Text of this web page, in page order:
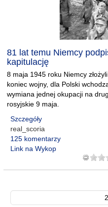
81 lat temu Niemcy
kapitulację
8 maja 1945 roku Niemcy
koniec wojny, dla Polski
wymiana jednej okupacji na
rosyjskie 9 maja.
Szczegóły
real_scoria
125 komentarzy
Link na Wykop